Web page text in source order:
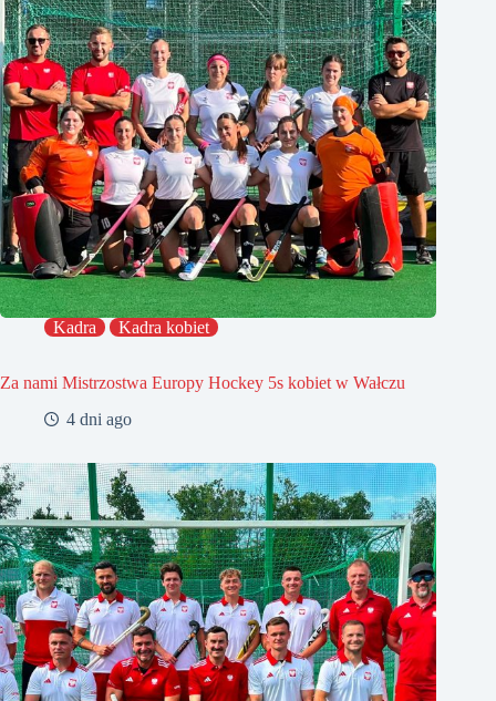
Kadra Kadra kobiet
Za nami Mistrzostwa Europy Hockey 5s kobiet w Wałczu
4 dni ago